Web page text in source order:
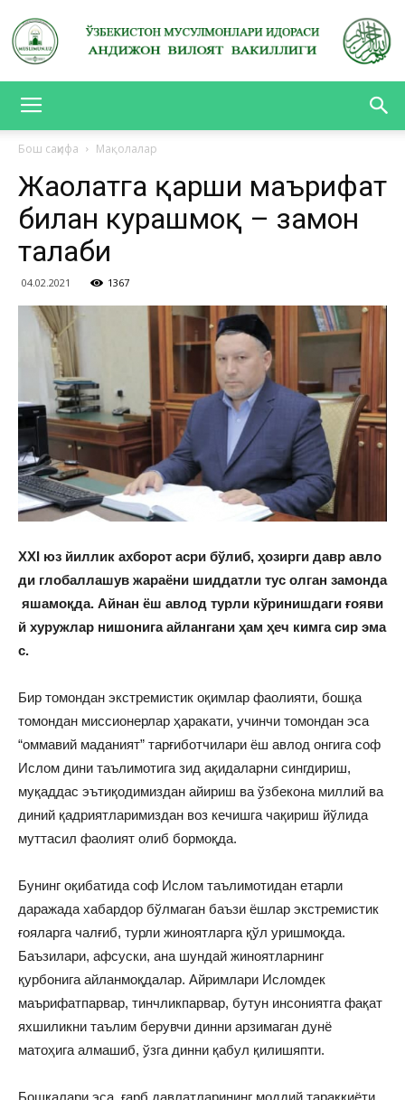
ВИЛОЯТ
Бош саҳифа Мақолалар
Жаҳолатга қарши маърифат
билан курашмоқ – замон
талаби
04.02.2021 1367
XXI юз йиллик ахборот асри бўлиб, ҳозирги давр авло
ди глобаллашув жараёни шиддатли тус олган замонда
яшамоқда. Айнан ёш авлод турли кўринишдаги ғояви
й хуружлар нишонига айлангани ҳам ҳеч кимга сир эма
с.
Бир томондан экстремистик оқимлар фаолияти, бошқа
томондан миссионерлар ҳаракати, учинчи томондан эса
“омма­вий маданият” тарғиботчилари ёш авлод онгига соф
Ислом дини таълимотига зид ақи­даларни сингдириш,
муқаддас эътиқо­димиздан айириш ва ўзбекона миллий ва
диний қадриятларимиздан воз кечиш­га чақириш йўлида
муттасил фаолият олиб бормоқда.
Бунинг оқибатида соф Ислом таълимотидан етарли
даражада хабардор бўлмаган баъзи ёшлар экстремистик
ғояларга чалғиб, турли жиноятларга қўл уришмоқда.
Баъзилари, афсуски, ана шундай жиноятларнинг
қурбонига айланмоқдалар. Айримлари Исломдек
маърифатпарвар, тинчликпарвар, бутун инсониятга фақат
яхшиликни таълим берувчи динни арзимаган дунё
матоҳига алмашиб, ўзга динни қабул қилишяпти.
Бошқалари эса, ғарб давлатларининг моддий тараққиёти